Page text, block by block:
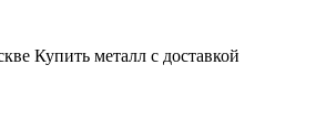
Купить металл с доставкой